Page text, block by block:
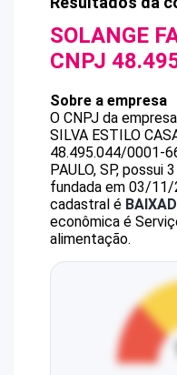
SOLANGE
CNPJ
Sobre a empresa
O CNPJ da empresa
SILVA ESTILO
48.495.044/0001-
PAULO, SP, possui
fundada em 03/11/
cadastral é
econômica é
alimentação.